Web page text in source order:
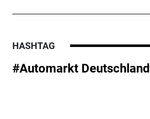
HASHTAG
#Automarkt Deutschland